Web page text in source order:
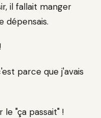
il fallait manger
dépensais.
parce que j'avais
"ça passait" !